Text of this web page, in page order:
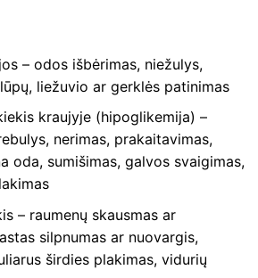
– odos išbėrimas, niežulys,
liežuvio ar gerklės patinimas
kraujyje (hipoglikemija) –
nerimas, prakaitavimas,
oda, sumišimas, galvos svaigimas,
– raumenų skausmas ar
silpnumas ar nuovargis,
širdies plakimas, vidurių